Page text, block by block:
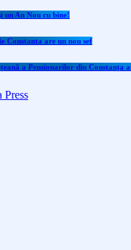
un An Nou cu bine!
Constanta are un nou sef
a Pensionarilor din Constanța
Press